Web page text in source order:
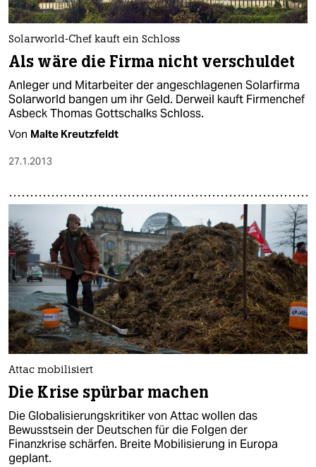
Solarworld-Chef kauft ein Schloss
Als wäre die Firma nicht verschuldet
Anleger und Mitarbeiter der angeschlagenen Solarfirma
Solarworld bangen um ihr Geld. Derweil kauft Firmenchef
Asbeck Thomas Gottschalks Schloss.
Von Malte Kreutzfeldt
27.1.2013
Attac mobilisiert
Die Krise spürbar machen
Die Globalisierungskritiker von Attac wollen das
Bewusstsein der Deutschen für die Folgen der
Finanzkrise schärfen. Breite Mobilisierung in Europa
geplant.